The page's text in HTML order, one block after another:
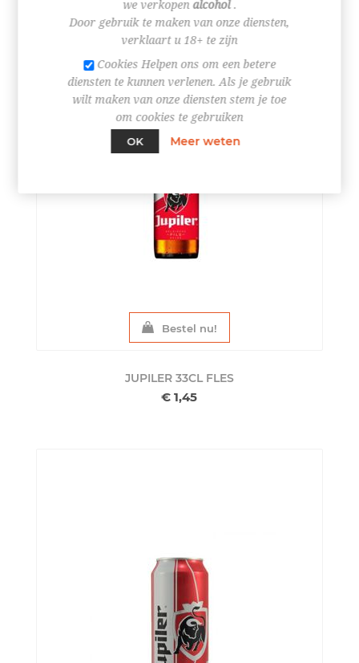
Bestel nu!
JUPILER 33CL FLES
€ 1,45
we verkopen alcohol.
Door gebruik te maken van onze diensten,
verklaart u 18+ te zijn
Cookies Helpen ons om een betere
diensten te kunnen verlenen. Als je gebruik
wilt maken van onze diensten stem je toe
om cookies te gebruiken
OK
Meer weten